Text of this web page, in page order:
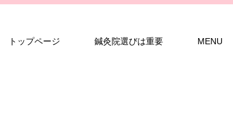
トップページ 鍼灸院選びは重要 MENU